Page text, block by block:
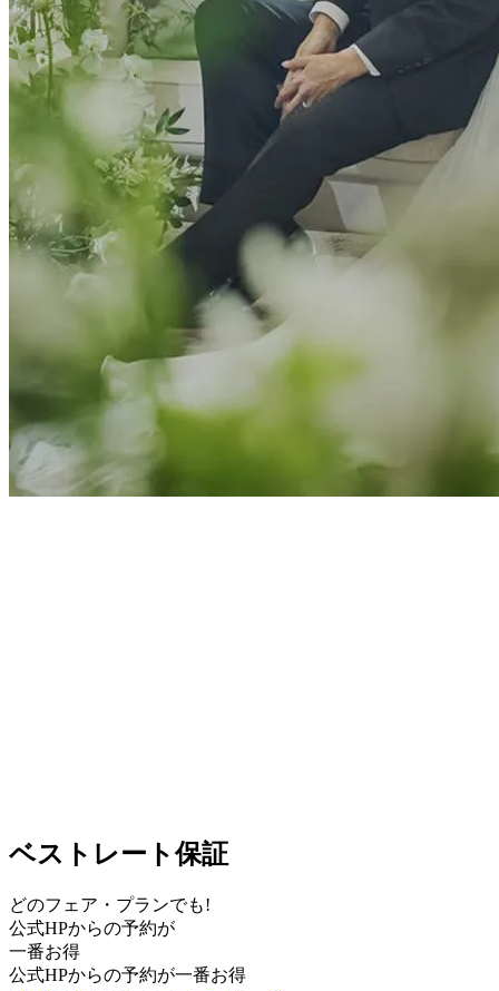
ベストレート保証
どのフェア・プランでも!
公式HPからの予約が
一番お得
公式HPからの予約が一番お得